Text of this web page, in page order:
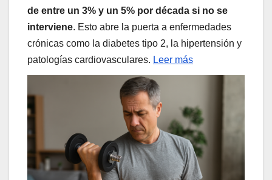
de entre un 3% y un 5% por década si no se
interviene. Esto abre la puerta a enfermedades
crónicas como la diabetes tipo 2, la hipertensión y
patologías cardiovasculares. Leer más